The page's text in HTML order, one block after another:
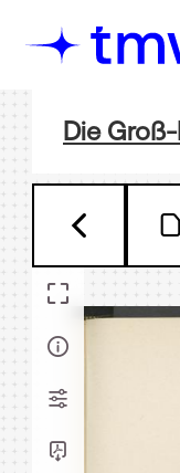
Die